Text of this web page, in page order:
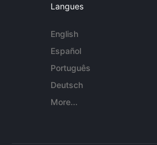
Langues
English
Español
Português
Deutsch
More...